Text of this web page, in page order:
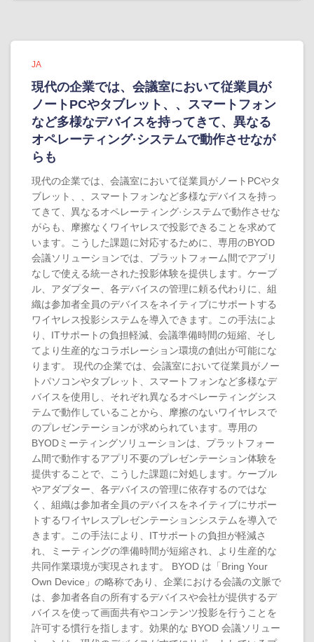
JA
現代の企業では、会議室において従業員が
ノートPCやタブレット、、スマートフォン
など多様なデバイスを持ってきて、異なる
オペレーティング·システムで動作させなが
らも
現代の企業では、会議室において従業員がノートPCやタ
ブレット、、スマートフォンなど多様なデバイスを持っ
てきて、異なるオペレーティング·システムで動作させな
がらも、摩擦なくワイヤレスで投影できることを求めて
います。こうした課題に対応するために、専用のBYOD
会議ソリューションでは、プラットフォーム間でアプリ
なしで使える統一された投影体験を提供します。ケーブ
ル、アダプター、各デバイスの管理に頼る代わりに、組
織は参加者全員のデバイスをネイティブにサポートする
ワイヤレス投影システムを導入できます。この手法によ
り、ITサポートの負担軽減、会議準備時間の短縮、そし
てより生産的なコラボレーション環境の創出が可能にな
ります。 現代の企業では、会議室において従業員がノー
トパソコンやタブレット、スマートフォンなど多様なデ
バイスを使用し、それぞれ異なるオペレーティングシス
テムで動作していることから、摩擦のないワイヤレスで
のプレゼンテーションが求められています。専用の
BYODミーティングソリューションは、プラットフォー
ム間で動作するアプリ不要のプレゼンテーション体験を
提供することで、こうした課題に対処します。ケーブル
やアダプター、各デバイスの管理に依存するのではな
く、組織は参加者全員のデバイスをネイティブにサポー
トするワイヤレスプレゼンテーションシステムを導入で
きます。この手法により、ITサポートの負担が軽減さ
れ、ミーティングの準備時間が短縮され、より生産的な
共同作業環境が実現されます。 BYOD は「Bring Your
Own Device」の略称であり、企業における会議の文脈で
は、参加者各自の所有するデバイスや会社が提供するデ
バイスを使って画面共有やコンテンツ投影を行うことを
許可する慣行を指します。効果的な BYOD 会議ソリュー